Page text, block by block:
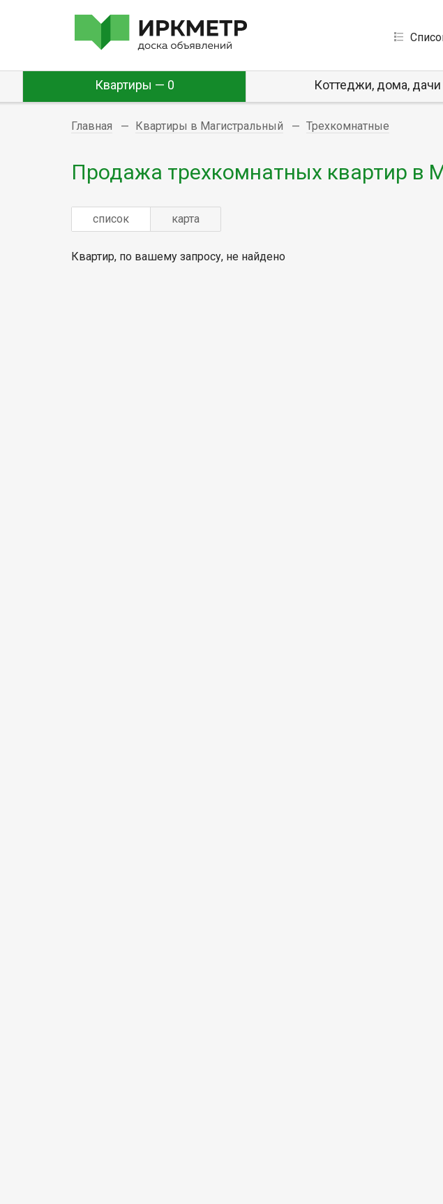
Квартиры — 0 Коттеджи, дома,
Главная Квартиры в Магистральный Трехкомнатные
Продажа трехкомнатных квартир в
список карта
Квартир, по вашему запросу, не найдено